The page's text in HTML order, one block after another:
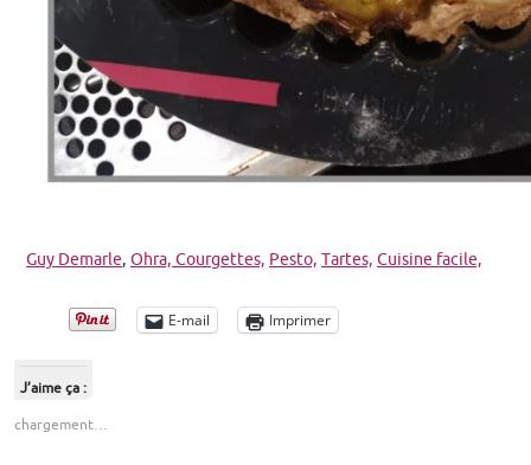
Guy Demarle, Ohra, Courgettes, Pesto, Tartes, Cuisine facile,
E-mail Imprimer
J’aime ça :
chargement…